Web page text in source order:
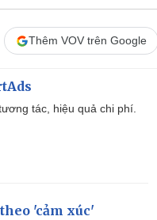
Thêm VOV trên Google
tác, hiệu quả chi phí.
'cảm xúc'